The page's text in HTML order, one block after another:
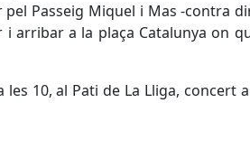
Passeig Miquel i Mas -contra
arribar a la plaça Catalunya on
10, al Pati de La Lliga, concert